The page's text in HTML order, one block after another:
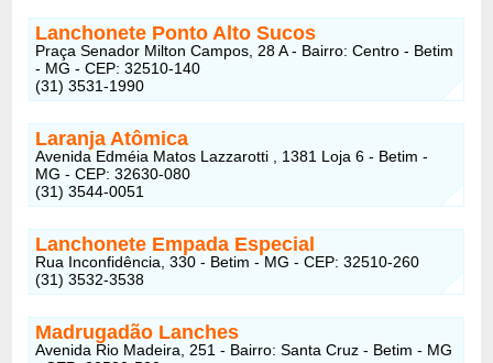
Lanchonete Ponto Alto Sucos
Praça Senador Milton Campos, 28 A - Bairro: Centro - Betim
- MG - CEP: 32510-140
(31) 3531-1990
Laranja Atômica
Avenida Edméia Matos Lazzarotti , 1381 Loja 6 - Betim -
MG - CEP: 32630-080
(31) 3544-0051
Lanchonete Empada Especial
Rua Inconfidência, 330 - Betim - MG - CEP: 32510-260
(31) 3532-3538
Madrugadão Lanches
Avenida Rio Madeira, 251 - Bairro: Santa Cruz - Betim - MG